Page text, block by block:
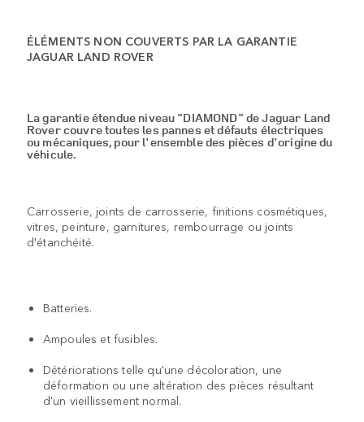
ÉLÉMENTS NON COUVERTS PAR LA GARANTIE
JAGUAR LAND ROVER
La garantie étendue niveau "DIAMOND" de Jaguar Land
Rover couvre toutes les pannes et défauts électriques
ou mécaniques, pour l'ensemble des pièces d'origine du
véhicule.
Carrosserie, joints de carrosserie, finitions cosmétiques,
vitres, peinture, garnitures, rembourrage ou joints
d'étanchéité.
Batteries.
Ampoules et fusibles.
Détériorations telle qu'une décoloration, une
déformation ou une altération des pièces résultant
d'un vieillissement normal.